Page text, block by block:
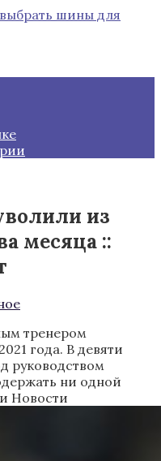
шины для
из
месяца ::
тренером
года. В девяти
руководством
ни одной
Новости